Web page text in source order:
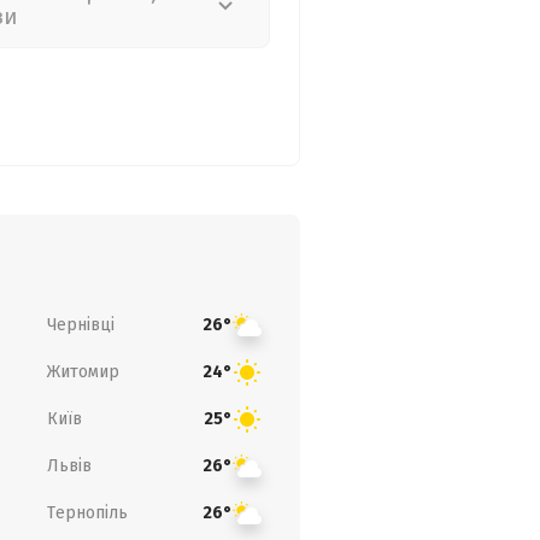
Чернівці 26°
Житомир 24°
Київ 25°
Львів 26°
Тернопіль 26°